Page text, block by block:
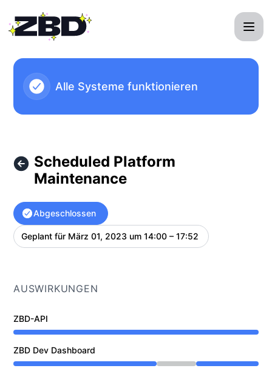
Alle Systeme funktionieren
Scheduled Platform
Maintenance
Abgeschlossen
Geplant für März 01, 2023 um 14:00 – 17:52 UTC
AUSWIRKUNGEN
ZBD-API
ZBD Dev Dashboard
Wartung aus 2:00 PM zu 5:52 PM